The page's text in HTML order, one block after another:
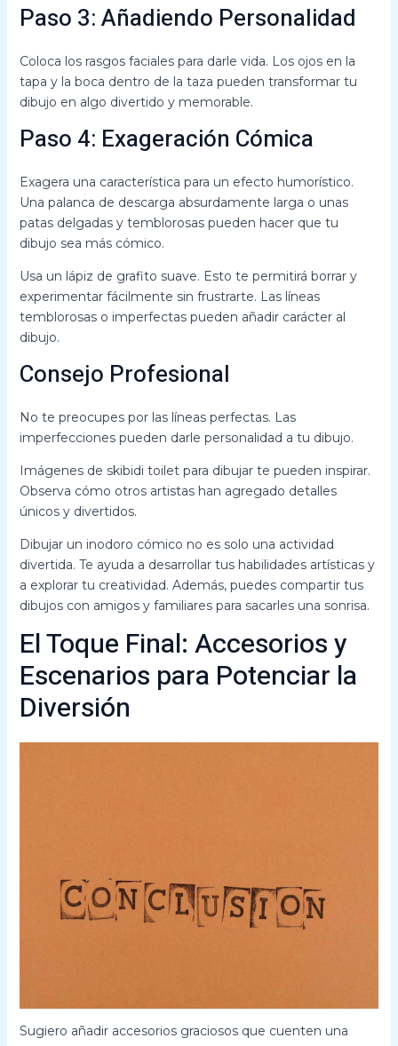
Paso 3: Añadiendo Personalidad
Coloca los rasgos faciales para darle vida. Los ojos en la
tapa y la boca dentro de la taza pueden transformar tu
dibujo en algo divertido y memorable.
Paso 4: Exageración Cómica
Exagera una característica para un efecto humorístico.
Una palanca de descarga absurdamente larga o unas
patas delgadas y temblorosas pueden hacer que tu
dibujo sea más cómico.
Usa un lápiz de grafito suave. Esto te permitirá borrar y
experimentar fácilmente sin frustrarte. Las líneas
temblorosas o imperfectas pueden añadir carácter al
dibujo.
Consejo Profesional
No te preocupes por las líneas perfectas. Las
imperfecciones pueden darle personalidad a tu dibujo.
Imágenes de skibidi toilet para dibujar te pueden inspirar.
Observa cómo otros artistas han agregado detalles
únicos y divertidos.
Dibujar un inodoro cómico no es solo una actividad
divertida. Te ayuda a desarrollar tus habilidades artísticas y
a explorar tu creatividad. Además, puedes compartir tus
dibujos con amigos y familiares para sacarles una sonrisa.
El Toque Final: Accesorios y
Escenarios para Potenciar la
Diversión
Sugiero añadir accesorios graciosos que cuenten una